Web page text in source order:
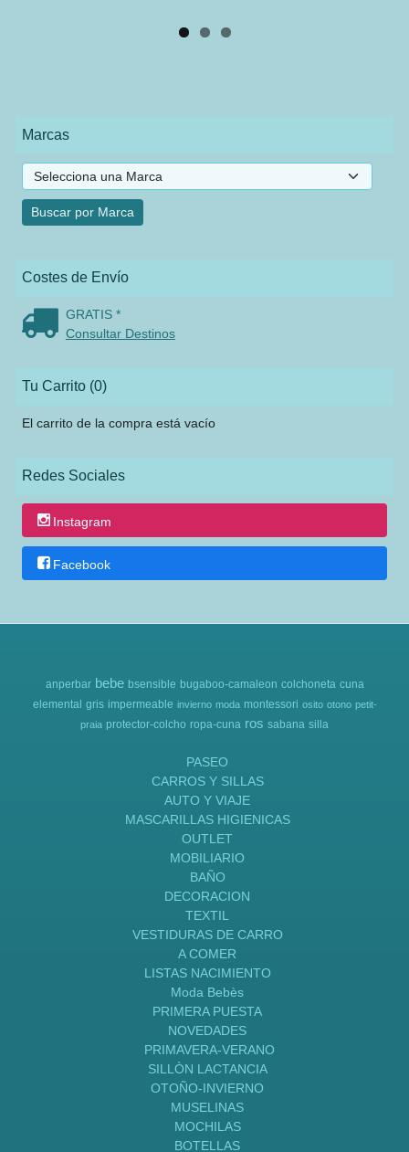
Marcas
Costes de Envío
GRATIS *
Consultar Destinos
Tu Carrito (0)
El carrito de la compra está vacío
Redes Sociales
Instagram
Facebook
anperbar bebe bsensible bugaboo-camaleon colchoneta cuna
elemental gris impermeable invierno moda montessori osito otono petit-
praia protector-colcho ropa-cuna ros sabana silla
PASEO
CARROS Y SILLAS
AUTO Y VIAJE
MASCARILLAS HIGIENICAS
OUTLET
MOBILIARIO
BAÑO
DECORACION
TEXTIL
VESTIDURAS DE CARRO
A COMER
LISTAS NACIMIENTO
Moda Bebès
PRIMERA PUESTA
NOVEDADES
PRIMAVERA-VERANO
SILLÒN LACTANCIA
OTOÑO-INVIERNO
MUSELINAS
MOCHILAS
BOTELLAS